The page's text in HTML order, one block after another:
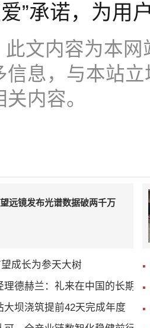
”承诺，为用
此文内容为本
信息，与本站
内容。
远镜发布光谱数据破两千万
成长为参天大树
德赫兰：礼来在中国的长期
坝浇筑提前42天完成年度